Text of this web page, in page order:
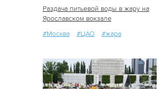
36
Раздача питьевой воды в жару на
Ярославском вокзале
#Москва
#ЦАО #жара